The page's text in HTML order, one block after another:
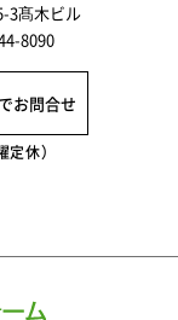
3髙木ビル
8090
お問合せ
休）